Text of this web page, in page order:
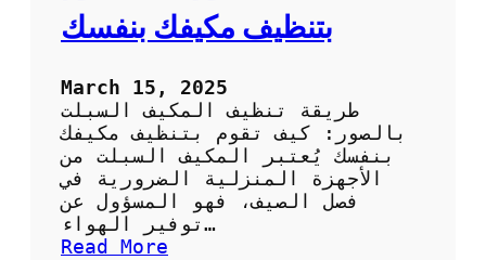
و
ي
ل
ص
ر
:
خ
بتنظيف مكيفك بنفسك
March 15, 2025
طريقة تنظيف المكيف السبلت
بالصور: كيف تقوم بتنظيف مكيفك
بنفسك يُعتبر المكيف السبلت من
الأجهزة المنزلية الضرورية في
فصل الصيف، فهو المسؤول عن
توفير الهواء…
Read More